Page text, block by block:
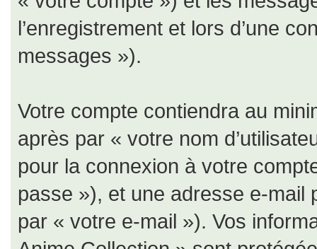
l’enregistrement et lors d’une
messages »).
Votre compte contiendra au
après par « votre nom
pour la connexion à votre
passe »), et une adresse e-mail
par « votre e-mail »). Vos